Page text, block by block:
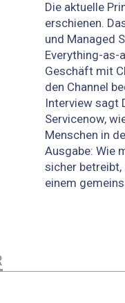
Die aktuelle
erschienen.
und Managed
Everything-as-
Geschäft mit
den Channel
Interview sagt
Servicenow,
Menschen in
Ausgabe: Wie
sicher betreibt,
einem